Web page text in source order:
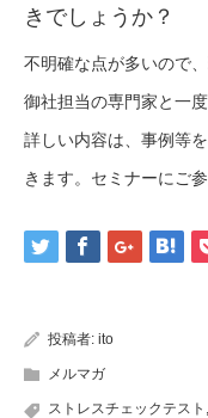
きでしょうか？
不明確な点が多いので
御社担当の専門家と一
詳しい内容は、事例等
きます。セミナーにご参
投稿者: ito
メルマガ
ストレスチェックテスト ,